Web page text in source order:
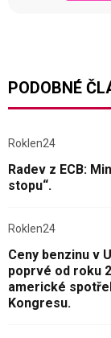
PODOBNÉ
Roklen24
Radev z ECB:
stopu“.
Roklen24
Ceny benzinu v
poprvé od roku
americké
Kongresu.